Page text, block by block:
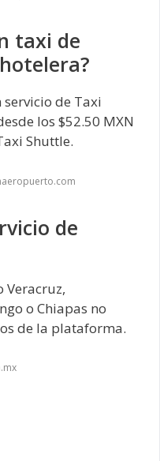
taxi de
de Taxi
los $52.50 MXN
Shuttle.
de
Veracruz,
o Chiapas no
de la plataforma.